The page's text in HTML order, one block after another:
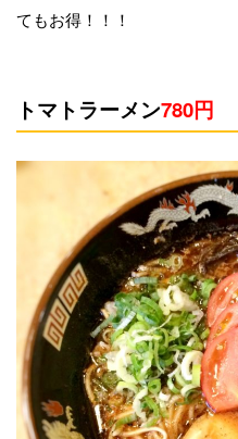
てもお得！！！
トマトラーメン780円